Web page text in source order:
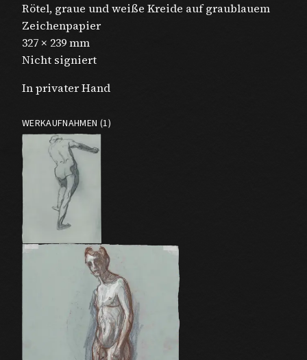
Rötel, graue und weiße Kreide auf graublauem
Zeichenpapier
327 × 239 mm
Nicht signiert
In privater Hand
WERKAUFNAHMEN (1)